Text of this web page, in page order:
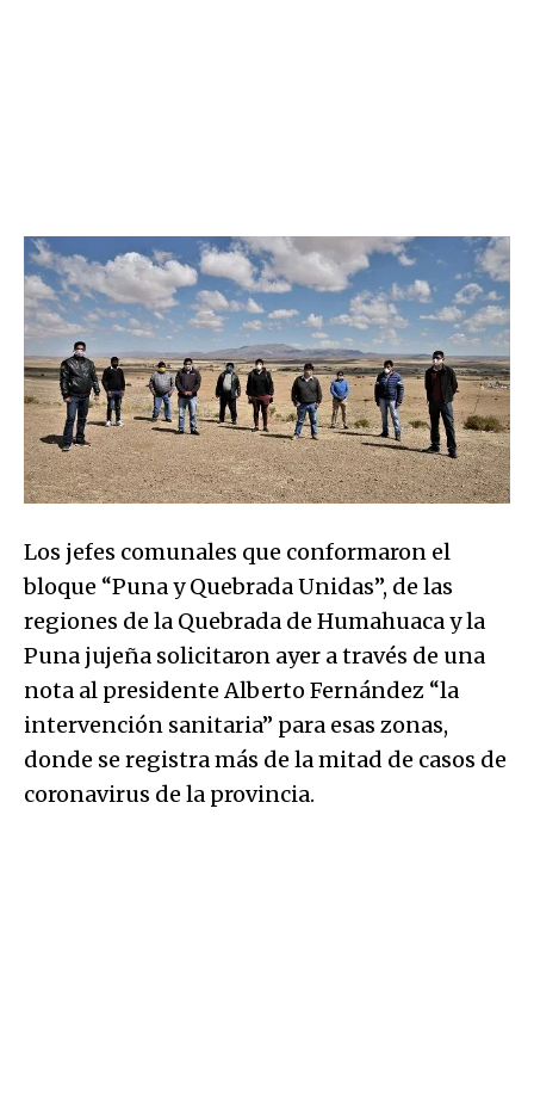
Los jefes comunales que conformaron el
bloque “Puna y Quebrada Unidas”, de las
regiones de la Quebrada de Humahuaca y la
Puna jujeña solicitaron ayer a través de una
nota al presidente Alberto Fernández “la
intervención sanitaria” para esas zonas,
donde se registra más de la mitad de casos de
coronavirus de la provincia.